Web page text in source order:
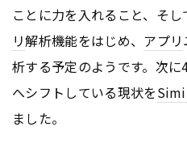
ことに力を入れること、そ
リ解析機能をはじめ、 アプリ
析する予定のようです。次
へシフトしている現状を
ました。